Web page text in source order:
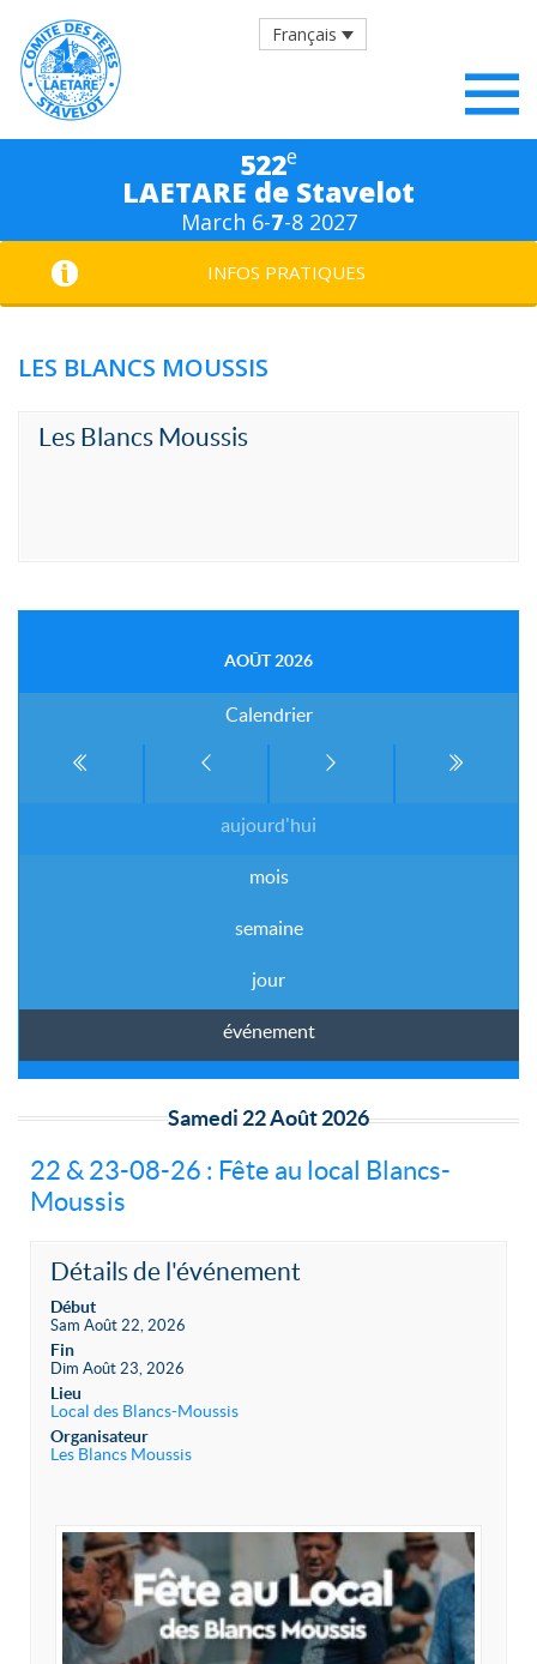
Français
522e
LAETARE de Stavelot
March 6-7-8 2027
INFOS PRATIQUES
LES BLANCS MOUSSIS
Les Blancs Moussis
AOÛT 2026
Calendrier
aujourd'hui
mois
semaine
jour
événement
Samedi 22 Août 2026
22 & 23-08-26 : Fête au local Blancs-
Moussis
Détails de l'événement
Début
Sam Août 22, 2026
Fin
Dim Août 23, 2026
Lieu
Local des Blancs-Moussis
Organisateur
Les Blancs Moussis